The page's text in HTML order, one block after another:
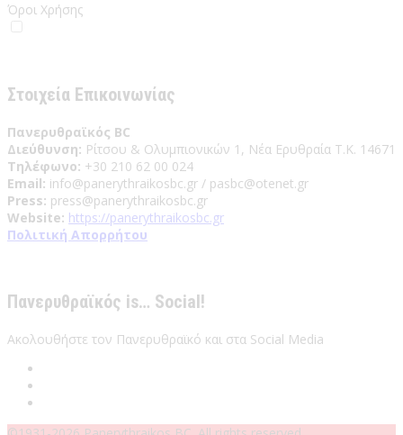
Όροι Χρήσης
Στοιχεία Επικοινωνίας
Πανερυθραϊκός BC
Διεύθυνση: Ρίτσου & Ολυμπιονικών 1, Νέα Ερυθραία Τ.Κ. 14671
Τηλέφωνο: +30 210 62 00 024
Email: info@panerythraikosbc.gr / pasbc@otenet.gr
Press: press@panerythraikosbc.gr
Website: https://panerythraikosbc.gr
Πολιτική Απορρήτου
Πανερυθραϊκός is… Social!
Ακολουθήστε τον Πανερυθραϊκό και στα Social Media